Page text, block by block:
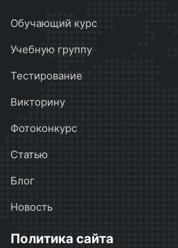
Обучающий курс
Учебную группу
Тестирование
Викторину
Фотоконкурс
Статью
Блог
Новость
Политика сайта